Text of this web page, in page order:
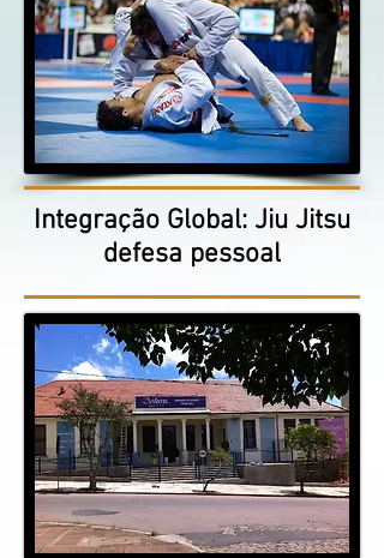
Integração Global: Jiu Jitsu
defesa pessoal